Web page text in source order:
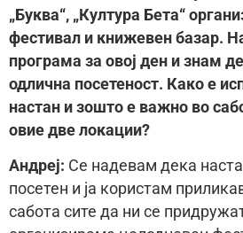
„Буква“, „Култура Бета“
фестивал и книжевен базар.
програма за овој ден и знам
одлична посетеност. Како е
настан и зошто е важно во
овие две локации?
Андреј: Се надевам дека
посетен и ја користам
сабота сите да ни се